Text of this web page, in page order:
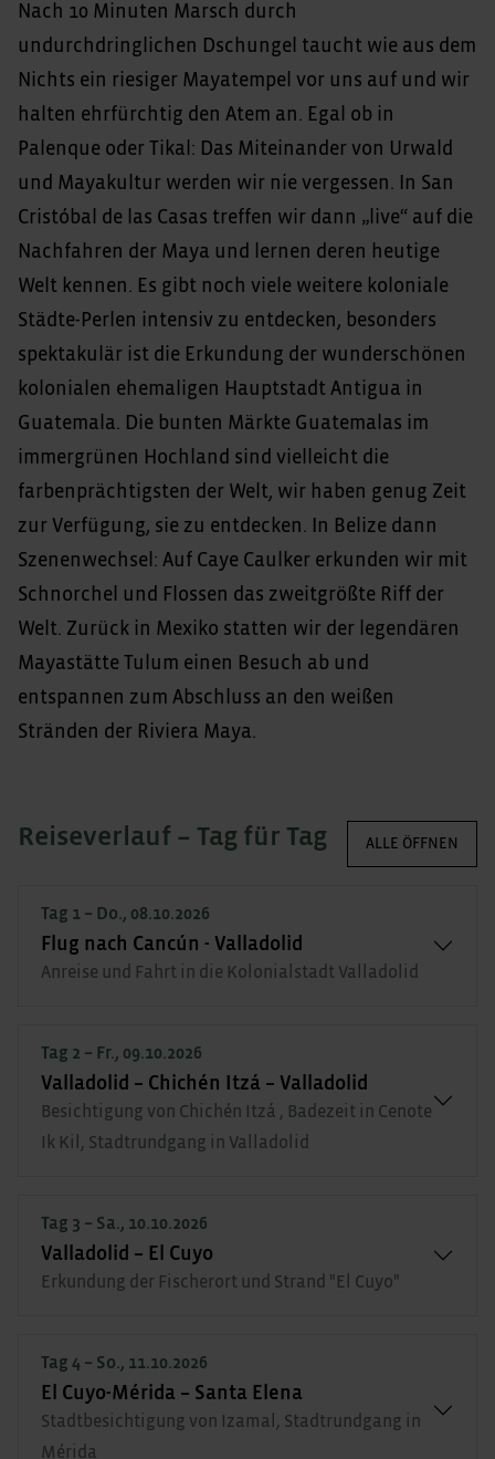
Nach 10 Minuten Marsch durch
undurchdringlichen Dschungel taucht wie aus dem
Nichts ein riesiger Mayatempel vor uns auf und wir
halten ehrfürchtig den Atem an. Egal ob in
Palenque oder Tikal: Das Miteinander von Urwald
und Mayakultur werden wir nie vergessen. In San
Cristóbal de las Casas treffen wir dann „live“ auf die
Nachfahren der Maya und lernen deren heutige
Welt kennen. Es gibt noch viele weitere koloniale
Städte-Perlen intensiv zu entdecken, besonders
spektakulär ist die Erkundung der wunderschönen
kolonialen ehemaligen Hauptstadt Antigua in
Guatemala. Die bunten Märkte Guatemalas im
immergrünen Hochland sind vielleicht die
farbenprächtigsten der Welt, wir haben genug Zeit
zur Verfügung, sie zu entdecken. In Belize dann
Szenenwechsel: Auf Caye Caulker erkunden wir mit
Schnorchel und Flossen das zweitgrößte Riff der
Welt. Zurück in Mexiko statten wir der legendären
Mayastätte Tulum einen Besuch ab und
entspannen zum Abschluss an den weißen
Stränden der Riviera Maya.
Reiseverlauf – Tag für Tag ALLE ÖFFNEN
Tag 1 – Do., 08.10.2026
Flug nach Cancún - Valladolid
Anreise und Fahrt in die Kolonialstadt Valladolid
Tag 2 – Fr., 09.10.2026
Valladolid – Chichén Itzá – Valladolid
Besichtigung von Chichén Itzá , Badezeit in Cenote
Ik Kil, Stadtrundgang in Valladolid
Tag 3 – Sa., 10.10.2026
Valladolid – El Cuyo
Erkundung der Fischerort und Strand "El Cuyo"
Tag 4 – So., 11.10.2026
El Cuyo-Mérida – Santa Elena
Stadtbesichtigung von Izamal, Stadtrundgang in
Mérida